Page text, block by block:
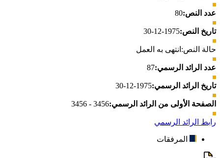
عدد النص:80
تاريخ النص:1975-12-30
حالة النص: انتهى به العمل
عدد الرائد الرسمي:87
تاريخ الرائد الرسمي:1975-12-30
الصفحة الأولى من الرائد الرسمي:3456 - 3456
رابط الرائد الرسمي
المرفقات